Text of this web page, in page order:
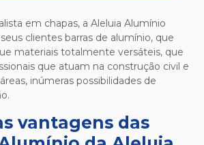
em chapas, a Aleluia Alumínio
clientes barras de alumínio, que
materiais totalmente versáteis, que
que atuam na construção civil e
inúmeras possibilidades de
vantagens das